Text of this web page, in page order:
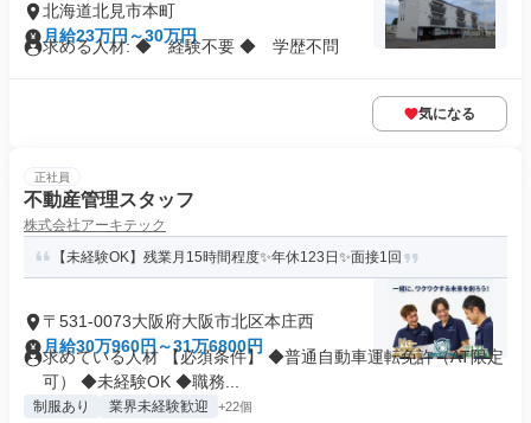
北海道北見市本町
月給23万円～30万円
求める人材: ◆ 経験不要 ◆ 学歴不問
気になる
正社員
不動産管理スタッフ
株式会社アーキテック
【未経験OK】残業月15時間程度✨年休123日✨面接1回
〒531-0073大阪府大阪市北区本庄西
月給30万960円～31万6800円
求めている人材 【必須条件】 ◆普通自動車運転免許（AT限定
可） ◆未経験OK ◆職務...
制服あり 業界未経験歓迎 +22個